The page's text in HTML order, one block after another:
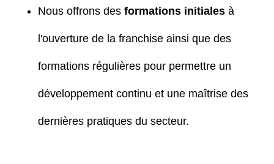
Nous offrons des formations initiales à
l'ouverture de la franchise ainsi que des
formations régulières pour permettre un
développement continu et une maîtrise des
dernières pratiques du secteur.